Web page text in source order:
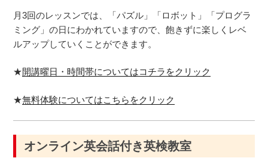
月3回のレッスンでは、「パズル」「ロボット」「プログラ
ミング」の日にわかれていますので、飽きずに楽しくレベ
ルアップしていくことができます。
★開講曜日・時間帯についてはコチラをクリック
★無料体験についてはこちらをクリック
オンライン英会話付き英検教室